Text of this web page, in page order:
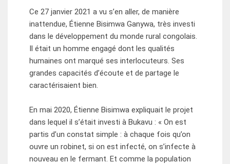
Ce 27 janvier 2021 a vu s’en aller, de manière
inattendue, Étienne Bisimwa Ganywa, très investi
dans le développement du monde rural congolais.
Il était un homme engagé dont les qualités
humaines ont marqué ses interlocuteurs. Ses
grandes capacités d’écoute et de partage le
caractérisaient bien.
En mai 2020, Étienne Bisimwa expliquait le projet
dans lequel il s’était investi à Bukavu : « On est
partis d’un constat simple : à chaque fois qu’on
ouvre un robinet, si on est infecté, on s’infecte à
nouveau en le fermant. Et comme la population